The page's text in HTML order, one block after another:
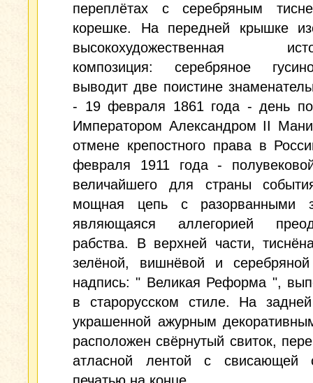
переплётах с серебряным
корешке. На передней крышке
высокохудожественная
композиция: серебряное
выводит две поистине
- 19 февраля 1861 года - день
Императором Александром II
отмене крепостного права в
февраля 1911 года -
величайшего для страны
мощная цепь с разорванными
являющаяся аллегорией
рабства. В верхней части,
зелёной, вишнёвой и серебряной
надпись: " Великая Реформа ",
в старорусском стиле. На
украшенной ажурным
расположен свёрнутый свиток,
атласной лентой с свисающей